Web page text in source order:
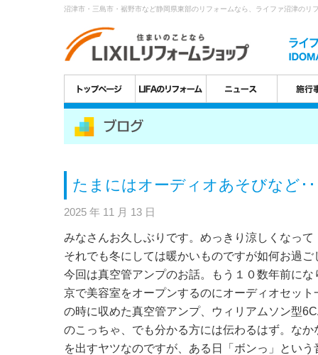
沼津市・三島市・裾野市など静岡県東部のリフォームなら、ライファ沼津のリ
たまにはオーディオあそびなど･･
2025 年 11 月 13 日
みなさんお久しぶりです。めっきり涼しくなっ
それでも冬にしては暖かいものですが如何お過
今回は真空管アンプのお話。もう１０数年前に
京で美容室をオープンするのにオーディオセッ
の時に収めた真空管アンプ、ウィリアムソン型
のこっちゃ、でも分かる方には伝わるはず。な
を出すヤツなのですが、ある日「ボンっ」とい